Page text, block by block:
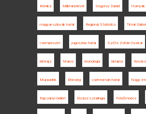
Krónika Millerand-levél Segyevy Dániel Hornyák
magyar-szlovák határ Regional Statistics Timár Gábor
csempészet jugoszláv határ Szőts Zoltán Oszkár
életrajz Maros kronológia Ukrajna
Muravidék Éhínség cseh-román határ Nagy
Rajcsányi Gellért Elzász-Lotaringia Felsőmoécs